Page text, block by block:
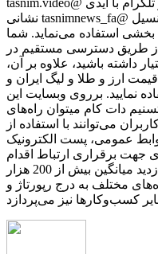
tasnim.video@ در تلگرام با ایدی Tasnimnews@ و در اینستاگرام به
نشانی tasnimnews_fa@ به فعالیت می‌پردازد و از این پتانسیل
استفاده می‌نماید. شما
از طریق دسترسی مستقیم در
داشته باشید، علاوه بر آن،
ارز و طلا و لیگ ایران و
نمایید. برروی وبسایت این
دات کام میتوان راه‌های
می‌توانند با استفاده از
عمومی، پست الکترونیک
جهت برقراری ارتباط اقدام
نمایند. وبسایت خبرگزاری تسنیم با بازدید میانگین بیش از 200 هزار
مختلف به درج رپورتاژ و